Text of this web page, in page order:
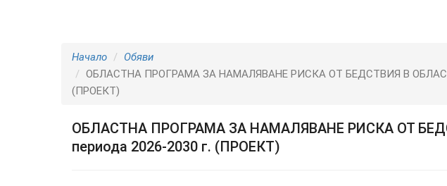
Начало
Обяви
ОБЛАСТНА ПРОГРАМА ЗА НАМАЛЯВАНЕ РИСКА ОТ БЕДСТВИЯ В ОБЛАСТ
(ПРОЕКТ)
ОБЛАСТНА ПРОГРАМА ЗА НАМАЛЯВАНЕ РИСКА ОТ
периода 2026-2030 г. (ПРОЕКТ)